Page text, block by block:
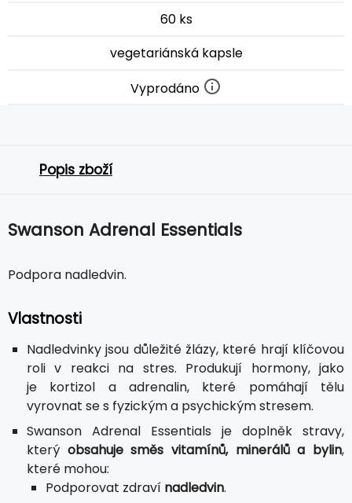
60 ks
vegetariánská kapsle
Vyprodáno
Popis zboží
Swanson Adrenal Essentials
Podpora nadledvin.
Vlastnosti
Nadledvinky jsou důležité žlázy, které hrají klíčovou
roli v reakci na stres. Produkují hormony, jako
je kortizol a adrenalin, které pomáhají tělu
vyrovnat se s fyzickým a psychickým stresem.
Swanson Adrenal Essentials je doplněk stravy,
který obsahuje směs vitamínů, minerálů a bylin,
které mohou:
Podporovat zdraví nadledvin.